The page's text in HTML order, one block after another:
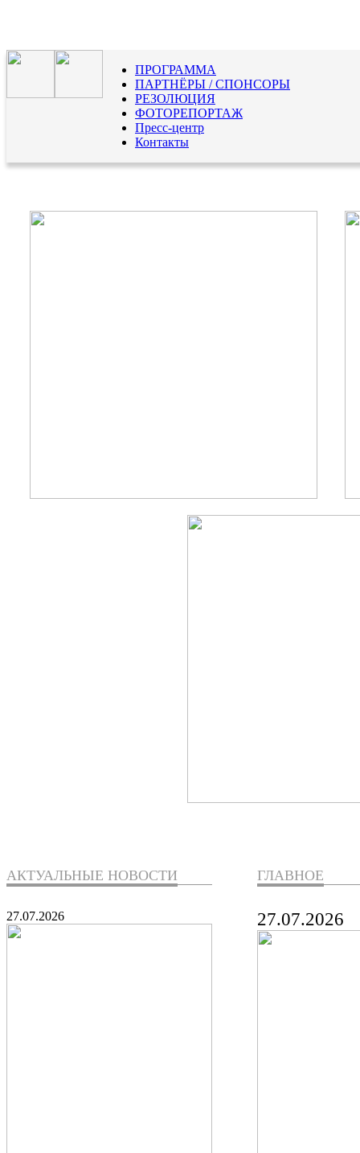
ПРОГРАММА
ПАРТНЁРЫ / СПОНСОРЫ
РЕЗОЛЮЦИЯ
ФОТОРЕПОРТАЖ
Пресс-центр
Контакты
АКТУАЛЬНЫЕ НОВОСТИ
27.07.2026
ГЛАВНОЕ
27.07.2026